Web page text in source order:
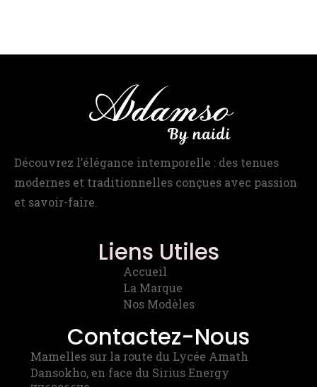
Découvrez l’élégance intemporelle : des tenues
modernes et traditionnelles conçues avec passion
et savoir-faire.
Liens Utiles
Accueil
La Marque
Nos Modèles
Contactez-Nous
Mamelles sur la route du Lycée Amath
Dansokho, en face du Sirius Energy